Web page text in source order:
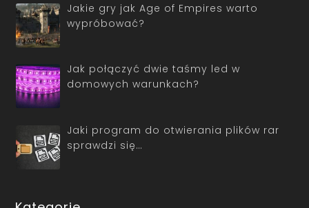
Jakie gry jak Age of Empires warto
wypróbować?
Jak połączyć dwie taśmy led w
domowych warunkach?
Jaki program do otwierania plików rar
sprawdzi się…